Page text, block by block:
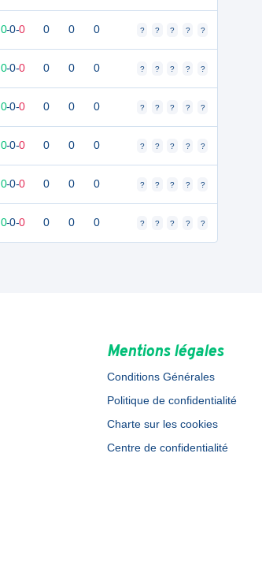
0-0-0 0 0 0 ? ? ? ? ?
0-0-0 0 0 0 ? ? ? ? ?
0-0-0 0 0 0 ? ? ? ? ?
0-0-0 0 0 0 ? ? ? ? ?
0-0-0 0 0 0 ? ? ? ? ?
0-0-0 0 0 0 ? ? ? ? ?
Mentions légales
Conditions Générales
Politique de confidentialité
Charte sur les cookies
Centre de confidentialité